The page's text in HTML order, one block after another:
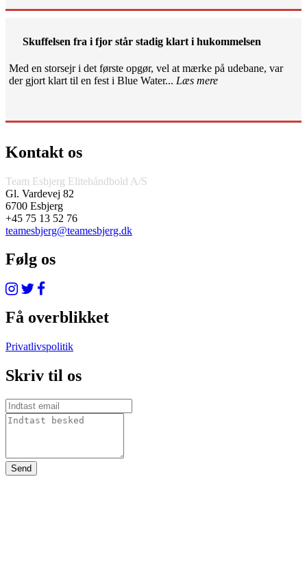
Skuffelsen fra i fjor står stadig klart i hukommelsen
Med en storsejr i det første opgør, vel at mærke på udebane, var
der gjort klart til en fest i Blue Water... Læs mere
Kontakt os
Team Esbjerg Elitehåndbold A/S
Gl. Vardevej 82
6700 Esbjerg
+45 75 13 52 76
teamesbjerg@teamesbjerg.dk
Følg os
Få overblikket
Privatlivspolitik
Skriv til os